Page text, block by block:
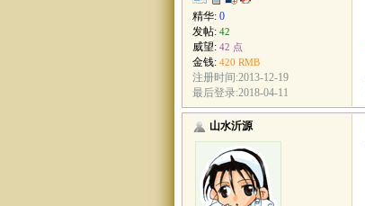
精华: 0
发帖: 42
威望: 42 点
金钱: 420 RMB
注册时间:2013-12-19
最后登录:2018-04-11
山水沂源